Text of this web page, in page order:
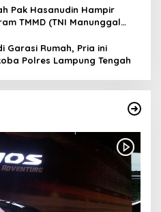
Pak Hasanudin Hampir
TMMD (TNI Manunggal
Garasi Rumah, Pria ini
Polres Lampung Tengah